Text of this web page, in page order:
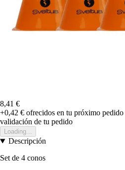
8,41 €
+0,42 € ofrecidos en tu próximo pedido
validación de tu pedido
Loading...
Descripción
Set de 4 conos